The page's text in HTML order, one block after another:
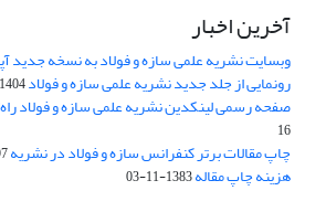
آخرین اخبار
وبسایت نشریه علمی سازه و فولاد به نسخه
رونمایی از جلد جدید نشریه علمی سازه و فولاد1404-06-19
صفحه رسمی لینکدین نشریه علمی سازه و فولاد
16
چاپ مقالات برتر کنفرانس سازه و فولاد در نشریه
هزینه چاپ مقاله1383-11-03